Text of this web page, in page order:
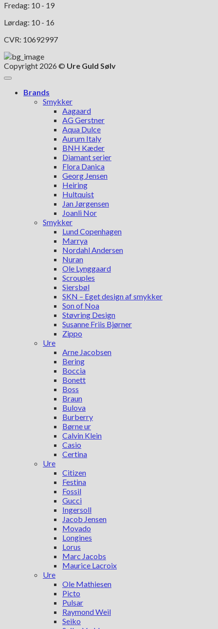
Fredag: 10 - 19
Lørdag: 10 - 16
CVR: 10692997
Copyright 2026 © Ure Guld Sølv
Brands
Smykker
Aagaard
AG Gerstner
Aqua Dulce
Aurum Italy
BNH Kæder
Diamant serier
Flora Danica
Georg Jensen
Heiring
Hultquist
Jan Jørgensen
Joanli Nor
Smykker
Lund Copenhagen
Marrya
Nordahl Andersen
Nuran
Ole Lynggaard
Scrouples
Siersbøl
SKN – Eget design af smykker
Son of Noa
Støvring Design
Susanne Friis Bjørner
Zippo
Ure
Arne Jacobsen
Bering
Boccia
Bonett
Boss
Braun
Bulova
Burberry
Børne ur
Calvin Klein
Casio
Certina
Ure
Citizen
Festina
Fossil
Gucci
Ingersoll
Jacob Jensen
Movado
Longines
Lorus
Marc Jacobs
Maurice Lacroix
Ure
Ole Mathiesen
Picto
Pulsar
Raymond Weil
Seiko